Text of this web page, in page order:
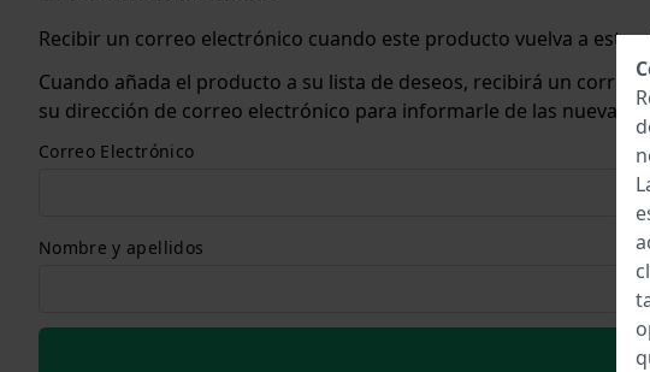
Recibir un correo electrónico cuando este producto vuelva a estar
Cuando añada el producto a su lista de deseos, recibirá un
su dirección de correo electrónico para informarle de las nuevas
Correo Electrónico
Nombre y apellidos